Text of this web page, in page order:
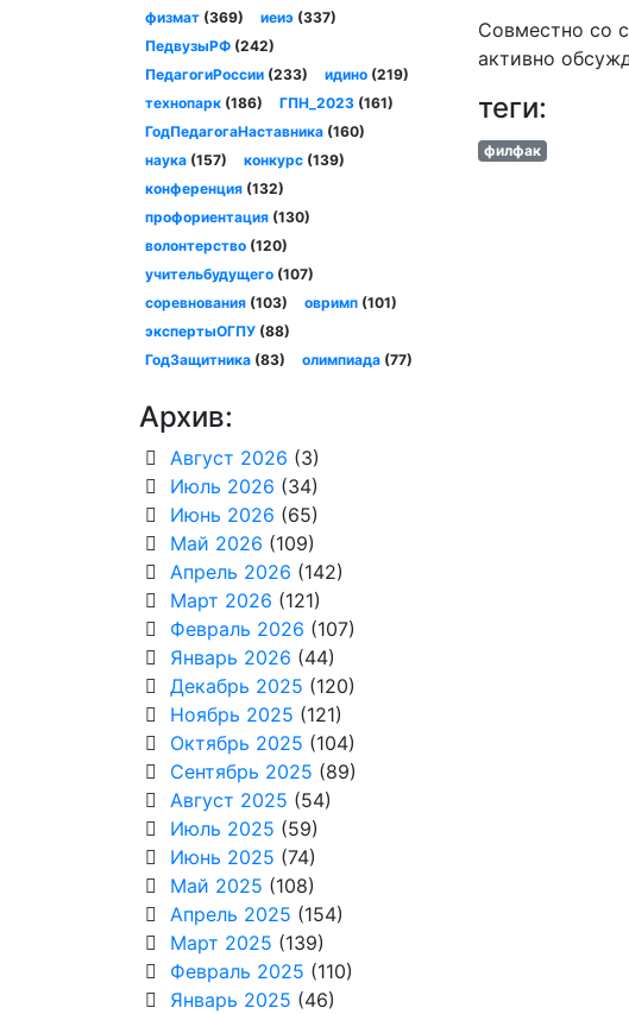
Совместно со
активно
теги:
филфак
физмат(369) иеиэ (337)
ПедвузыРФ(242)
ПедагогиРоссии(233) идино (219)
технопарк(186) ГПН_2023 (161)
ГодПедагогаНаставника(160)
наука(157) конкурс (139)
конференция(132)
профориентация(130)
волонтерство(120)
учительбудущего(107)
соревнования(103) овримп (101)
экспертыОГПУ(88)
ГодЗащитника(83) олимпиада (77)
Архив:
Август 2026 (3)
Июль 2026 (34)
Июнь 2026 (65)
Май 2026 (109)
Апрель 2026 (142)
Март 2026 (121)
Февраль 2026 (107)
Январь 2026 (44)
Декабрь 2025 (120)
Ноябрь 2025 (121)
Октябрь 2025 (104)
Сентябрь 2025 (89)
Август 2025 (54)
Июль 2025 (59)
Июнь 2025 (74)
Май 2025 (108)
Апрель 2025 (154)
Март 2025 (139)
Февраль 2025 (110)
Январь 2025 (46)